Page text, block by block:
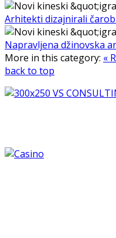
Arhitekti dizajnirali
Napravljena džinovska
More in this category: «
back to top